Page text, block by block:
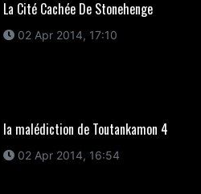
La Cité Cachée De Stonehenge
02 Apr 2014, 17:10
la malédiction de Toutankamon 4
02 Apr 2014, 16:54